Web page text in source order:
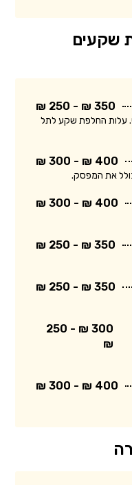
שקעים
350 ₪ - 250 ₪
עלות החלפת שקע לתל
400 ₪ - 300 ₪
את המפסק.
400 ₪ - 300 ₪
350 ₪ - 250 ₪
350 ₪ - 250 ₪
300 ₪ - 250
₪
400 ₪ - 300 ₪